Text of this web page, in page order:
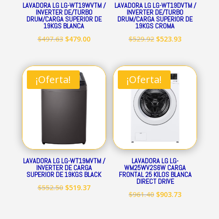
LAVADORA LG LG-WT19WVTM /
INVERTER DE/TURBO
DRUM/CARGA SUPERIOR DE
19KGS BLANCA
$497.63 El
original
era:
$497.63.
$479.00El
actual
LAVADORA LG LG-WT19DVTM /
INVERTER DE/TURBO
DRUM/CARGA SUPERIOR DE
19KGS CROMA
$529.92 El
original
era:
$529.92.
$523.93El
actual
¡Oferta!
LAVADORA LG LG-WT19MVTM /
INVERTER DE CARGA
SUPERIOR DE 19KGS BLACK
$552.50 El
$519.37El
¡Oferta!
LAVADORA LG LG-
WM25WV2S6W CARGA
FRONTAL 25 KILOS BLANCA
DIRECT DRIVE
$961.40 El
$903.73El